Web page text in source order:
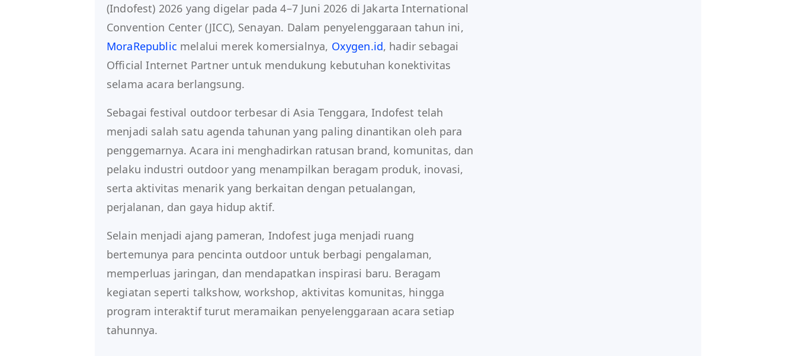
(Indofest) 2026 yang digelar pada 4–7 Juni 2026 di Jakarta International
Convention Center (JICC), Senayan. Dalam penyelenggaraan tahun ini,
MoraRepublic melalui merek komersialnya, Oxygen.id, hadir sebagai
Official Internet Partner untuk mendukung kebutuhan konektivitas
selama acara berlangsung.
Sebagai festival outdoor terbesar di Asia Tenggara, Indofest telah
menjadi salah satu agenda tahunan yang paling dinantikan oleh para
penggemarnya. Acara ini menghadirkan ratusan brand, komunitas, dan
pelaku industri outdoor yang menampilkan beragam produk, inovasi,
serta aktivitas menarik yang berkaitan dengan petualangan,
perjalanan, dan gaya hidup aktif.
Selain menjadi ajang pameran, Indofest juga menjadi ruang
bertemunya para pencinta outdoor untuk berbagi pengalaman,
memperluas jaringan, dan mendapatkan inspirasi baru. Beragam
kegiatan seperti talkshow, workshop, aktivitas komunitas, hingga
program interaktif turut meramaikan penyelenggaraan acara setiap
tahunnya.